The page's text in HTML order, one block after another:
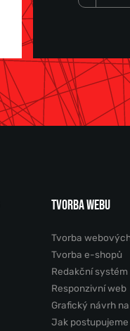
TVORBA WEBU
Tvorba
Tvorba e-shopů
Redakční systém
Responzivní web
Grafický návrh
Jak postupujeme